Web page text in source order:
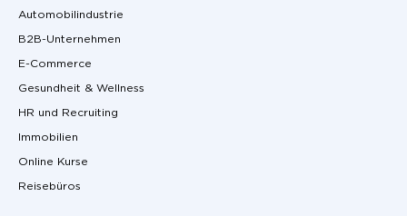
Automobilindustrie
B2B-Unternehmen
E-Commerce
Gesundheit & Wellness
HR und Recruiting
Immobilien
Online Kurse
Reisebüros